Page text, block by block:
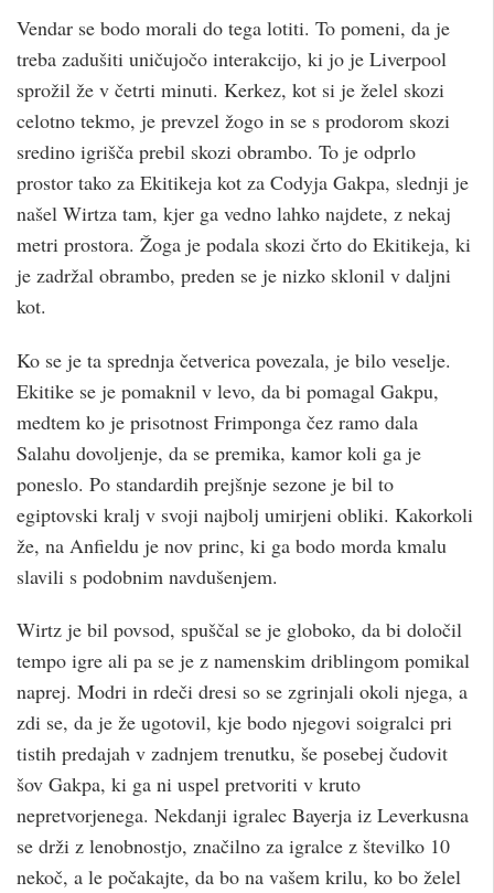
Vendar se bodo morali do tega lotiti. To pomeni, da je
treba zadušiti uničujočo interakcijo, ki jo je Liverpool
sprožil že v četrti minuti. Kerkez, kot si je želel skozi
celotno tekmo, je prevzel žogo in se s prodorom skozi
sredino igrišča prebil skozi obrambo. To je odprlo
prostor tako za Ekitikeja kot za Codyja Gakpa, slednji je
našel Wirtza tam, kjer ga vedno lahko najdete, z nekaj
metri prostora. Žoga je podala skozi črto do Ekitikeja, ki
je zadržal obrambo, preden se je nizko sklonil v daljni
kot.
Ko se je ta sprednja četverica povezala, je bilo veselje.
Ekitike se je pomaknil v levo, da bi pomagal Gakpu,
medtem ko je prisotnost Frimponga čez ramo dala
Salahu dovoljenje, da se premika, kamor koli ga je
poneslo. Po standardih prejšnje sezone je bil to
egiptovski kralj v svoji najbolj umirjeni obliki. Kakorkoli
že, na Anfieldu je nov princ, ki ga bodo morda kmalu
slavili s podobnim navdušenjem.
Wirtz je bil povsod, spuščal se je globoko, da bi določil
tempo igre ali pa se je z namenskim driblingom pomikal
naprej. Modri in rdeči dresi so se zgrinjali okoli njega, a
zdi se, da je že ugotovil, kje bodo njegovi soigralci pri
tistih predajah v zadnjem trenutku, še posebej čudovit
šov Gakpa, ki ga ni uspel pretvoriti v kruto
nepretvorjenega. Nekdanji igralec Bayerja iz Leverkusna
se drži z lenobnostjo, značilno za igralce z številko 10
nekoč, a le počakajte, da bo na vašem krilu, ko bo želel